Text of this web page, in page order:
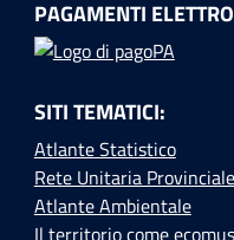
PAGAMENTI
SITI TEMATICI:
Atlante Statistico
Rete Unitaria
Atlante Ambientale
Il territorio come